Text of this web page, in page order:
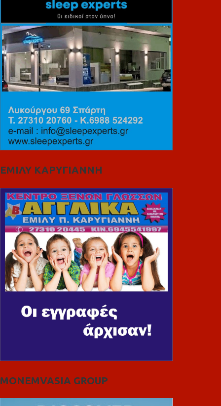
ΕΜΙΛΥ ΚΑΡΥΓΙΑΝΝΗ
MONEMVASIA GROUP